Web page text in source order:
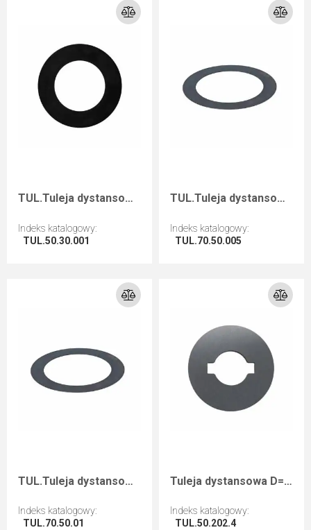
TUL.Tuleja dystansowa D=50 F=30 I=0,1
Indeks katalogowy:
TUL.50.30.001
TUL.Tuleja dystansowa D=70 F=50 I=0,5
Indeks katalogowy:
TUL.70.50.005
TUL.Tuleja dystansowa D=70 F=50 I=1
Indeks katalogowy:
TUL.70.50.01
Tuleja dystansowa D=50 d=20+2CH B=4
Indeks katalogowy:
TUL.50.202.4